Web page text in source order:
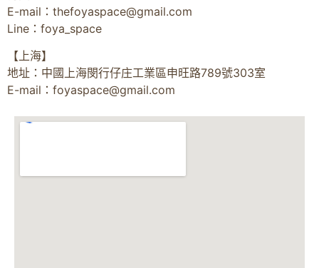
E-mail： thefoyaspace@gmail.com
Line：foya_space
【上海】
地址：中國上海閔行仔庄工業區申旺路789號303室
E-mail： foyaspace@gmail.com